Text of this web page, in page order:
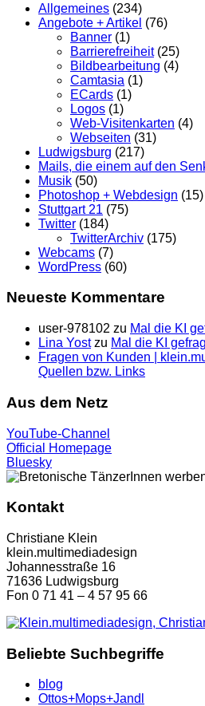
Allgemeines (234)
Angebote + Artikel (76)
Banner (1)
Barrierefreiheit(25)
Bildbearbeitung (4)
Camtasia (1)
ECards (1)
Logos (1)
Web-Visitenkarten (4)
Webseiten (31)
Ludwigsburg (217)
Mails, die einem auf den
Musik (50)
Photoshop + Webdesign (15)
Stuttgart 21 (75)
Twitter (184)
TwitterArchiv (175)
Webcams (7)
WordPress (60)
Neueste Kommentare
user-978102 zu Mal die KI
Lina Yostzu Mal die KI
Fragen von Kunden |
Quellen bzw. Links
Aus dem Netz
YouTube-Channel
Official Homepage
Bluesky
Kontakt
Christiane Klein
klein.multimediadesign
Johannesstraße 16
71636 Ludwigsburg
Fon 0 71 41 – 4 57 95 66
Beliebte Suchbegriffe
blog
Ottos+Mops+Jandl